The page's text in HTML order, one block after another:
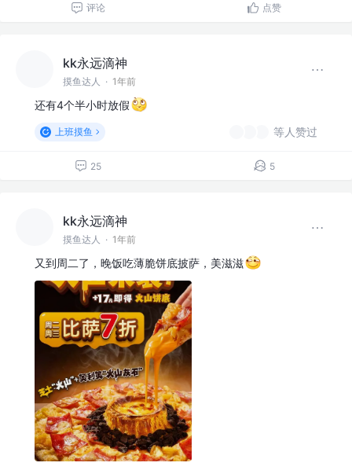
评论 点赞
kk永远滴神
摸鱼达人 · 1年前
还有4个半小时放假
上班摸鱼 等人赞过
25 5
kk永远滴神
摸鱼达人 · 1年前
又到周二了，晚饭吃薄脆饼底披萨，美滋滋